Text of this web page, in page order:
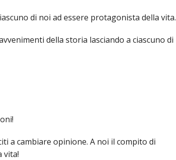
di noi ad essere protagonista della vita.
della storia lasciando a ciascuno di
a cambiare opinione. A noi il compito di
vita!